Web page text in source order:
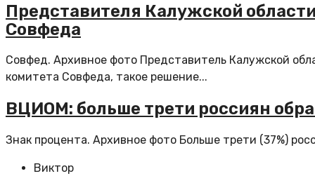
Представителя Калужской
Совфеда
Совфед. Архивное фото Представитель Калужской
комитета Совфеда, такое решение...
ВЦИОМ: больше трети россиян
Знак процента. Архивное фото Больше трети (37%)
Виктор